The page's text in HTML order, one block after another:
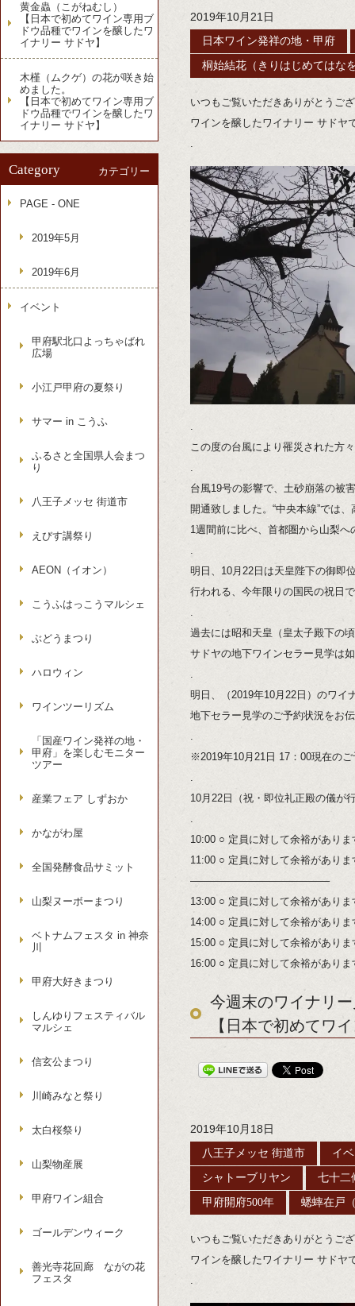
2019年10月21日
日本ワイン発祥の地・甲府
桐始結花（きりはじめてはな
いつもご覧いただきありがとうご
ワインを醸したワイナリー サドヤ
.
.
この度の台風により罹災された方
.
台風19号の影響で、土砂崩落の被
開通致しました。“中央本線”では
1週間前に比べ、首都圏から山梨
.
明日、10月22日は天皇陛下の御即
行われる、今年限りの国民の祝日
.
過去には昭和天皇（皇太子殿下の
サドヤの地下ワインセラー見学は
.
明日、（2019年10月22日）のワイ
地下セラー見学のご予約状況をお
.
※2019年10月21日 17：00現在の
.
10月22日（祝・即位礼正殿の儀が
.
10:00 ○ 定員に対して余裕がありま
11:00 ○ 定員に対して余裕がありま
—————————————–
13:00 ○ 定員に対して余裕がありま
14:00 ○ 定員に対して余裕がありま
15:00 ○ 定員に対して余裕がありま
16:00 ○ 定員に対して余裕がありま
今週末のワイナリ
【日本で初めてワ
2019年10月18日
八王子メッセ 街道市 イ
シャトーブリヤン 七十二
甲府開府500年 蟋蟀在戸
いつもご覧いただきありがとうご
ワインを醸したワイナリー サドヤ
.
黄金蟲（こがねむし）
【日本で初めてワイン専用ブ
ドウ品種でワインを醸したワ
イナリー サドヤ】
木槿（ムクゲ）の花が咲き始
めました。
【日本で初めてワイン専用ブ
ドウ品種でワインを醸したワ
イナリー サドヤ】
Category カテゴリー
PAGE - ONE
2019年5月
2019年6月
イベント
甲府駅北口よっちゃばれ
広場
小江戸甲府の夏祭り
サマー in こうふ
ふるさと全国県人会まつ
り
八王子メッセ 街道市
えびす講祭り
AEON（イオン）
こうふはっこうマルシェ
ぶどうまつり
ハロウィン
ワインツーリズム
「国産ワイン発祥の地・
甲府」を楽しむモニター
ツアー
産業フェア しずおか
かながわ屋
全国発酵食品サミット
山梨ヌーボーまつり
ベトナムフェスタ in 神奈
川
甲府大好きまつり
しんゆりフェスティバル
マルシェ
信玄公まつり
川崎みなと祭り
太白桜祭り
山梨物産展
甲府ワイン組合
ゴールデンウィーク
善光寺花回廊 ながの花
フェスタ